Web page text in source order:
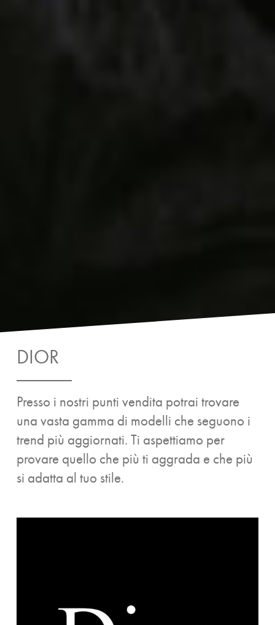
DIOR
Presso i nostri punti vendita potrai trovare
una vasta gamma di modelli che seguono i
trend più aggiornati. Ti aspettiamo per
provare quello che più ti aggrada e che più
si adatta al tuo stile.